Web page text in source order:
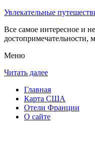
Увлекательные
Все самое интересное и
достопримечательности,
Меню
Читать далее
Главная
Карта США
Отели Франции
О сайте